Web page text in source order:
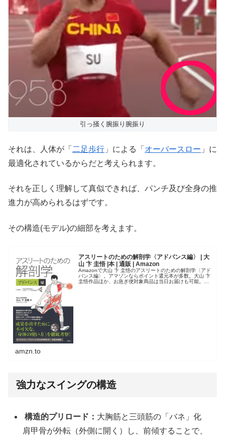
引っ掻く腕振り腕振り
それは、人体が「 二足歩行 」による「 オーバースロー 」に
最適化されているからだと考えられます。
それを正しく理解して真似できれば、パンチ及び全身の推
進力が高められるはずです。
その構造(モデル)の細部を考えます。
アスリートのための解剖学〈アドバンス編〉 | 大
山 卞 圭悟 |本 | 通販 | Amazon
Amazonで大山 卞 圭悟のアスリートのための解剖学〈アド
バンス編〉。アマゾンならポイント還元本が多数。大山 卞
圭悟作品ほか、お急ぎ便対象商品は当日お届けも可能。ま
amzn.to
強力なスイングの構造
構造的プリロード： 大胸筋と三頭筋の「バネ」化
肩甲骨が外転（外側に開く）し、前傾することで、